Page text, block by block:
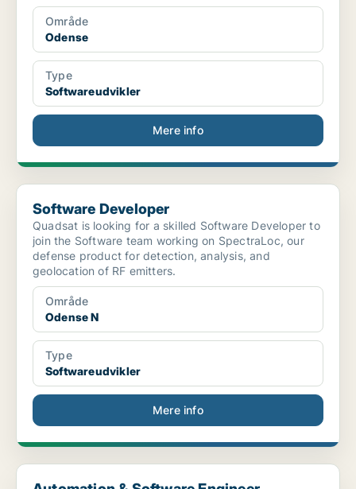
Område
Odense
Type
Softwareudvikler
Mere info
Software Developer
Software Developer
Quadsat is looking for a skilled Software Developer to
join the Software team working on SpectraLoc, our
defense product for detection, analysis, and
geolocation of RF emitters.
Område
Odense N
Type
Softwareudvikler
Mere info
Automation & Software Engineer (nyoprettet stillin...